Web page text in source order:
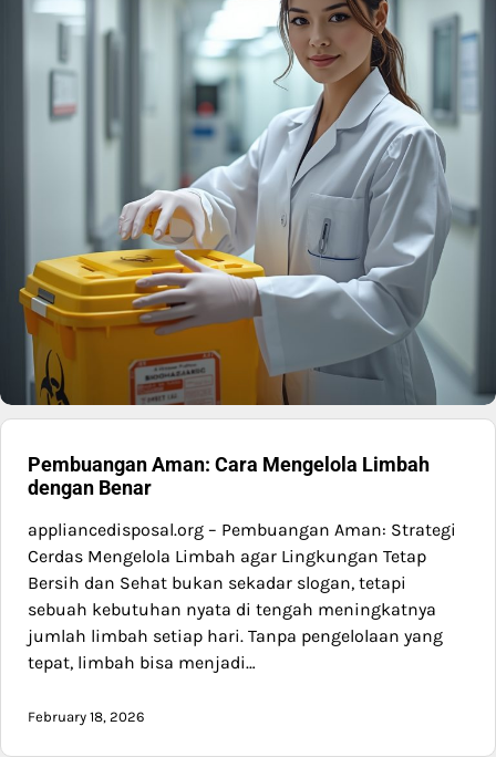
Pembuangan Aman: Cara Mengelola Limbah
dengan Benar
appliancedisposal.org – Pembuangan Aman: Strategi
Cerdas Mengelola Limbah agar Lingkungan Tetap
Bersih dan Sehat bukan sekadar slogan, tetapi
sebuah kebutuhan nyata di tengah meningkatnya
jumlah limbah setiap hari. Tanpa pengelolaan yang
tepat, limbah bisa menjadi…
February 18, 2026